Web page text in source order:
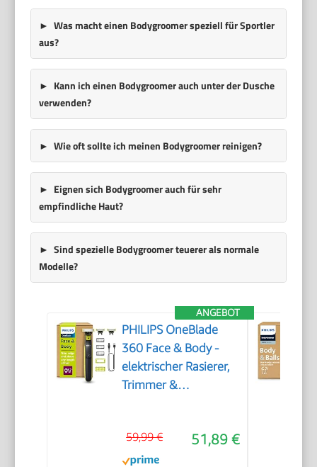
Was macht einen Bodygroomer speziell für Sportler
aus?
Kann ich einen Bodygroomer auch unter der Dusche
verwenden?
Wie oft sollte ich meinen Bodygroomer reinigen?
Eignen sich Bodygroomer auch für sehr
empfindliche Haut?
Sind spezielle Bodygroomer teuerer als normale
Modelle?
ANGEBOT
PHILIPS OneBlade
360 Face & Body -
elektrischer Rasierer,
Trimmer &
Trimmaufsätze
(1/3/5 mm), 2x
51,89 €
59,99 €